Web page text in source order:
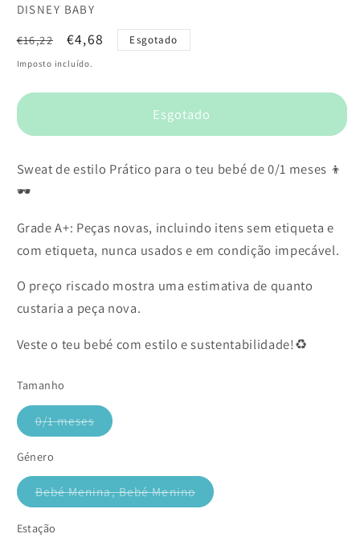
DISNEY BABY
Preço
normal
€16,22
Preço
de
€4,68 Esgotado
Imposto incluído.
Esgotado
Sweat de estilo Prático para o teu bebé de 0/1 meses 👦
🕶️
Grade A+: Peças novas, incluindo itens sem etiqueta e
com etiqueta, nunca usados e em condição impecável.
O preço riscado mostra uma estimativa de quanto
custaria a peça nova.
Veste o teu bebé com estilo e sustentabilidade!♻️
Tamanho
0/1 meses
Variante
Género
Bebé Menina, Bebé Menino
Estação